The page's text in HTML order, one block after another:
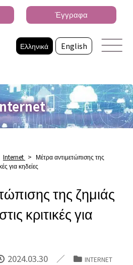
Ελληνικά English
Έγγραφα
Internet > Μέτρα αντιμετώπισης της
για κηδείες
της ζημιάς
κριτικές για
2024.03.30 INTERNET